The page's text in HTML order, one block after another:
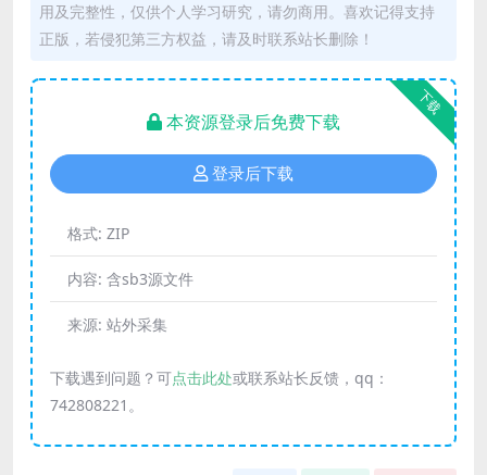
用及完整性，仅供个人学习研究，请勿商用。喜欢记得支持
正版，若侵犯第三方权益，请及时联系站长删除！
下载
本资源登录后免费下载
登录后下载
格式: ZIP
内容: 含sb3源文件
来源: 站外采集
下载遇到问题？可点击此处或联系站长反馈，qq：
742808221。